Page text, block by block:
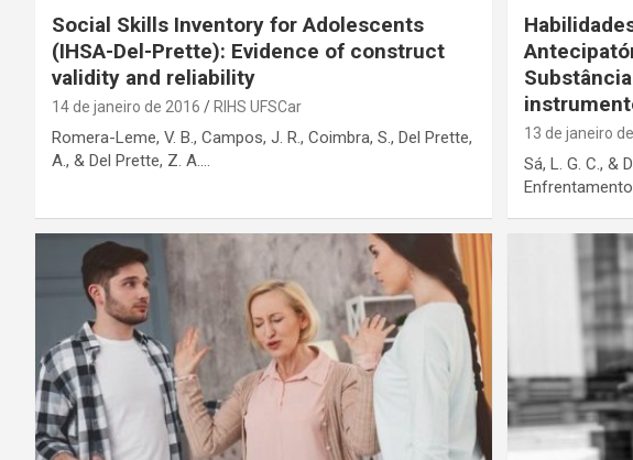
Social Skills Inventory for Adolescents
(IHSA-Del-Prette): Evidence of construct
validity and reliability
14 de janeiro de 2016 RIHS UFSCar
Romera-Leme, V. B., Campos, J. R., Coimbra, S., Del Prette,
A., & Del Prette, Z. A.…
13 de janeiro
Sá, L. G. C., &